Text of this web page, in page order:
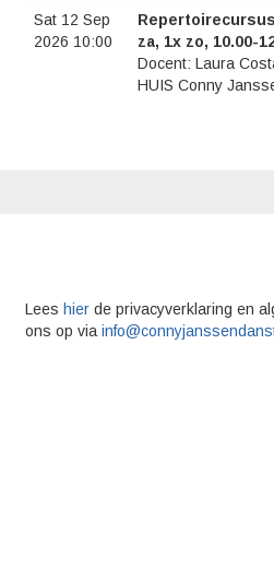
Sat 12 Sep
2026 10:00
za, 1x zo, 10.00-
Docent: Laura
HUIS Conny
Lees hier de privacyverklaring en
ons op via